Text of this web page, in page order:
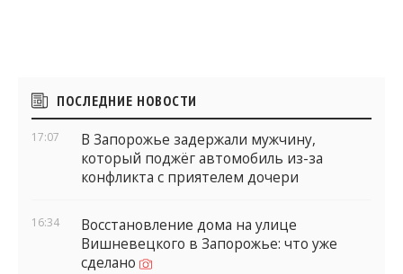
Боковые
виджеты
ПОСЛЕДНИЕ НОВОСТИ
17:07
В Запорожье задержали мужчину,
который поджёг автомобиль из-за
конфликта с приятелем дочери
16:34
Восстановление дома на улице
Вишневецкого в Запорожье: что уже
сделано